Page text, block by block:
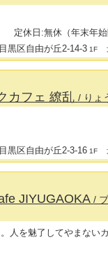
定休日:無休（年末年
目黒区自由が丘2-14-3 1F
カフェ 繚乱/ りょ
目黒区自由が丘2-3-16 1F
JIYUGAOKA/
人を魅了してやまない